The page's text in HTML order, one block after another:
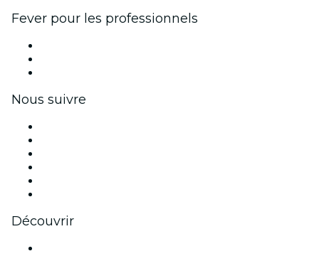
Fever pour les professionnels
Nous suivre
Découvrir